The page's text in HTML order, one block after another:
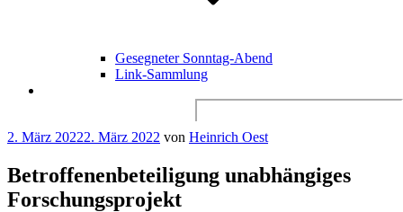
Gesegneter Sonntag-Abend
Link-Sammlung
Search
for:
Veröffentlicht
2. März 20222. März 2022 von Heinrich Oest
Betroffenenbeteiligung unabhängiges
Forschungsprojekt